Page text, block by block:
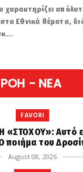
Εθνικά θέματα,
POH - NEA
FAVORI
Αυτό
ποιήμα του
August 08, 2026